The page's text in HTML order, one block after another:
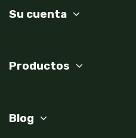
Su cuenta
Productos
Blog